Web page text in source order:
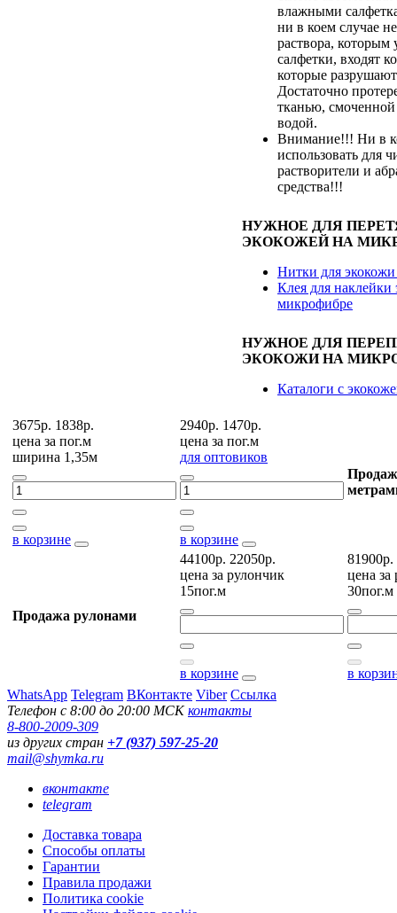
влажными
ни в коем случае
раствора,
салфетки, входят
которые
Достаточно
тканью,
водой.
Внимание!!! Ни в
использовать для
растворители и
средства!!!
НУЖНОЕ ДЛЯ
ЭКОКОЖЕЙ НА
Нитки для
Клея для наклейки
микрофибре
НУЖНОЕ ДЛЯ
ЭКОКОЖИ НА
Каталоги с
3675р. 1838р.
цена за пог.м
ширина 1,35м
в корзине
2940р. 1470р.
цена за пог.м
для оптовиков
в корзине
Продажа рулонами
44100р. 22050р.
цена за рулончик
15пог.м
в корзине
81900р.
цена за
30пог.м
в
WhatsApp Telegram ВКонтакте Viber Ссылка
Телефон с 8:00 до 20:00 МСКконтакты
8-800-2009-309
из других стран +7 (937) 597-25-20
mail@shymka.ru
вконтакте
telegram
Доставка товара
Способы оплаты
Гарантии
Правила продажи
Политика cookie